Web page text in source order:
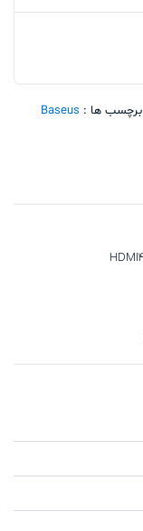
برچسب ها : Baseus